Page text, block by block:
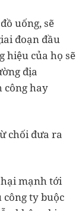
uống, sẽ
đoạn đầu
hiệu của họ sẽ
địa
công hay
chối đưa ra
mạnh tới
ty buộc